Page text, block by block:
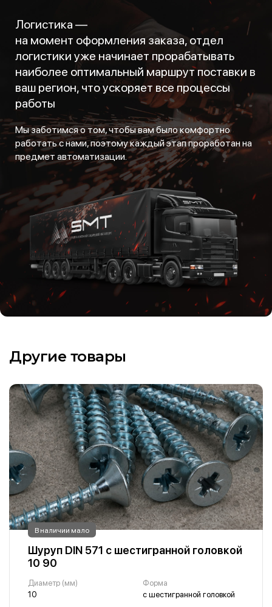
Логистика —
на момент оформления заказа, отдел
логистики уже начинает прорабатывать
наиболее оптимальный маршрут поставки в
ваш регион, что ускоряет все процессы
работы
Мы заботимся о том, чтобы вам было комфортно
работать с нами, поэтому каждый этап проработан на
предмет автоматизации.
Другие товары
В наличии мало
Шуруп DIN 571 с шестигранной головкой
10 90
Диаметр (мм)
10
Форма
с шестигранной головкой